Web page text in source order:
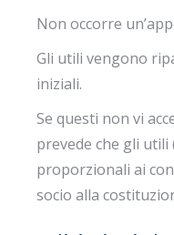
Non occorre
Gli utili vengono
iniziali.
Se questi non vi
prevede che gli
proporzionali ai
socio alla